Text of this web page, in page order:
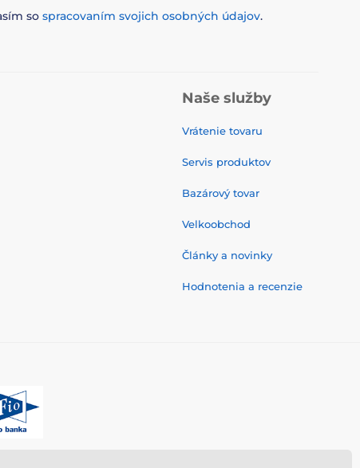
so spracovaním svojich osobných údajov.
Naše služby
Vrátenie tovaru
Servis produktov
Bazárový tovar
Velkoobchod
Články a novinky
Hodnotenia a recenzie